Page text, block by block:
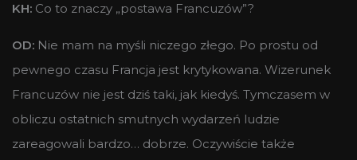
KH: Co to znaczy „postawa Francuzów”?
OD: Nie mam na myśli niczego złego. Po prostu od
pewnego czasu Francja jest krytykowana. Wizerunek
Francuzów nie jest dziś taki, jak kiedyś. Tymczasem w
obliczu ostatnich smutnych wydarzeń ludzie
zareagowali bardzo… dobrze. Oczywiście także